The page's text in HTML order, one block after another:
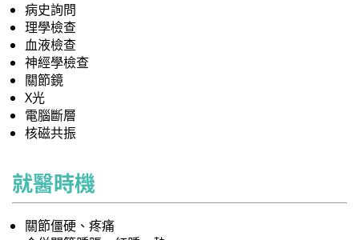
病史詢問
理學檢查
血液檢查
神經學檢查
關節鏡
X光
電腦斷層
核磁共振
就醫時機
關節僵硬、疼痛